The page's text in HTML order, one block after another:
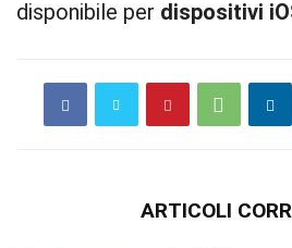
disponibile per dispositivi
ARTICOLI